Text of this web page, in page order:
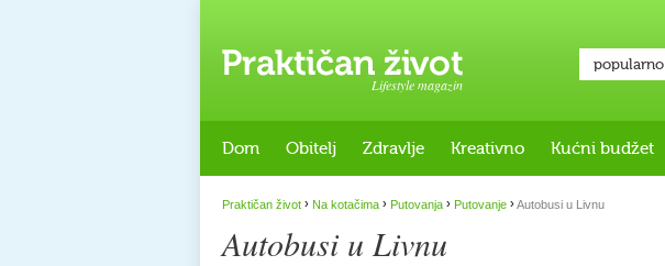
Lifestyle magazin
popularno
Dom Obitelj Zdravlje Kreativno Kućni budžet
Praktičan život › Na kotačima › Putovanja › Putovanje ›Autobusi u Livnu
Autobusi u Livnu